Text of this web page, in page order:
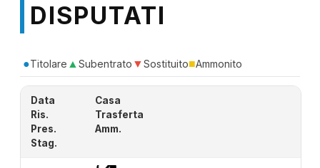
DISPUTATI
●Titolare ▲Subentrato ▼Sostituito■Ammonito
Data
Casa
Ris.
Trasferta
Pres.
Amm.
Stag.